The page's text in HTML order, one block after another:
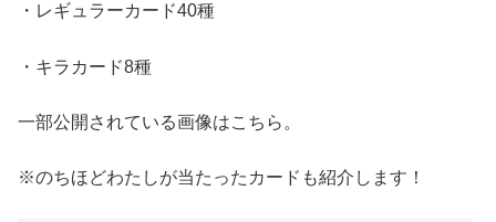
・レギュラーカード40種
・キラカード8種
一部公開されている画像はこちら。
※のちほどわたしが当たったカードも紹介します！